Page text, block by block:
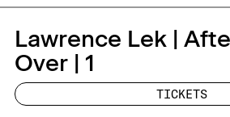
Lawrence Lek |
Over | 1
TICKETS